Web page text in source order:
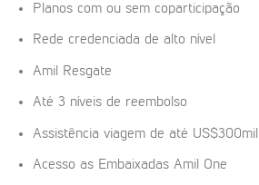
Planos com ou sem coparticipação
Rede credenciada de alto nível
Amil Resgate
Até 3 níveis de reembolso
Assistência viagem de até US$300mil
Acesso as Embaixadas Amil One